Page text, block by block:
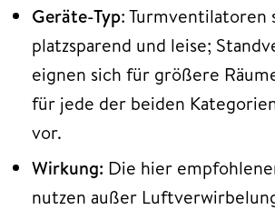
Geräte-Typ: Turmventilatoren
platzsparend und leise;
eignen sich für größere
für jede der beiden
vor.
Wirkung: Die hier
nutzen außer